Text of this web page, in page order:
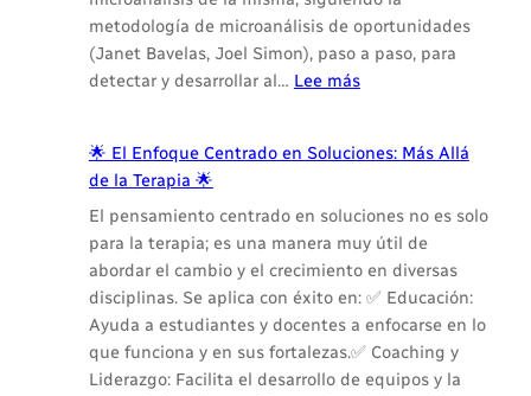
metodología de microanálisis de oportunidades
(Janet Bavelas, Joel Simon), paso a paso, para
detectar y desarrollar al… Lee más:
EN
DE
OPORTUNIDADES
🌟 El Enfoque Centrado en Soluciones: Más Allá
de la Terapia 🌟
El pensamiento centrado en soluciones no es solo
para la terapia; es una manera muy útil de
abordar el cambio y el crecimiento en diversas
disciplinas. Se aplica con éxito en: ✅ Educación:
Ayuda a estudiantes y docentes a enfocarse en lo
que funciona y en sus fortalezas.✅ Coaching y
Liderazgo: Facilita el desarrollo de equipos y la